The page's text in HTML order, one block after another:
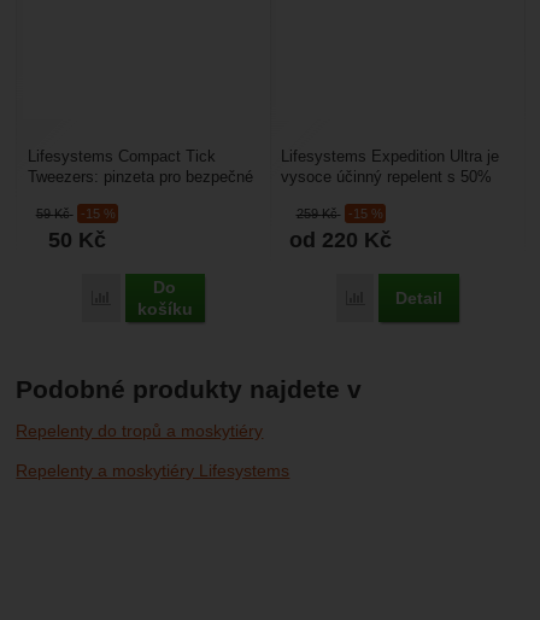
59Kč -15 %
50 Kč
Porovnat
Do
košíku
Lifesystems Compact Tick
Tweezers: pinzeta pro bezpečné
kompaktních rozměrech....
259Kč -15 %
od 220 Kč
Porovnat
Detail
Lifesystems Expedition Ultra je
vysoce účinný repelent s 50%
vysoce zamořených...
Podobné produkty najdete v
Repelenty do tropů a moskytiéry
Repelenty a moskytiéry Lifesystems